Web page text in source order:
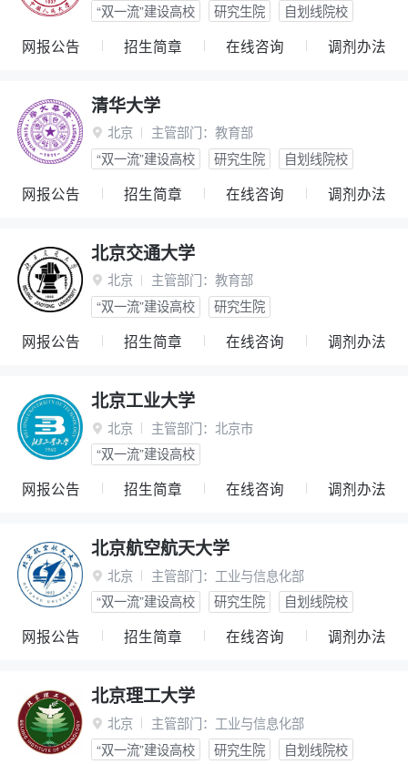
“双一流”建设高校
研究生院 自划线院校
网报公告 招生简章 在线咨询 调剂办法
清华大学
 北京 主管部门： 教育部
“双一流”建设高校
研究生院 自划线院校
网报公告 招生简章 在线咨询 调剂办法
北京交通大学
 北京 主管部门： 教育部
“双一流”建设高校
研究生院
网报公告 招生简章 在线咨询 调剂办法
北京工业大学
 北京 主管部门： 北京市
“双一流”建设高校
网报公告 招生简章 在线咨询 调剂办法
北京航空航天大学
 北京 主管部门： 工业与信息化部
“双一流”建设高校
研究生院 自划线院校
网报公告 招生简章 在线咨询 调剂办法
北京理工大学
 北京 主管部门： 工业与信息化部
“双一流”建设高校
研究生院 自划线院校